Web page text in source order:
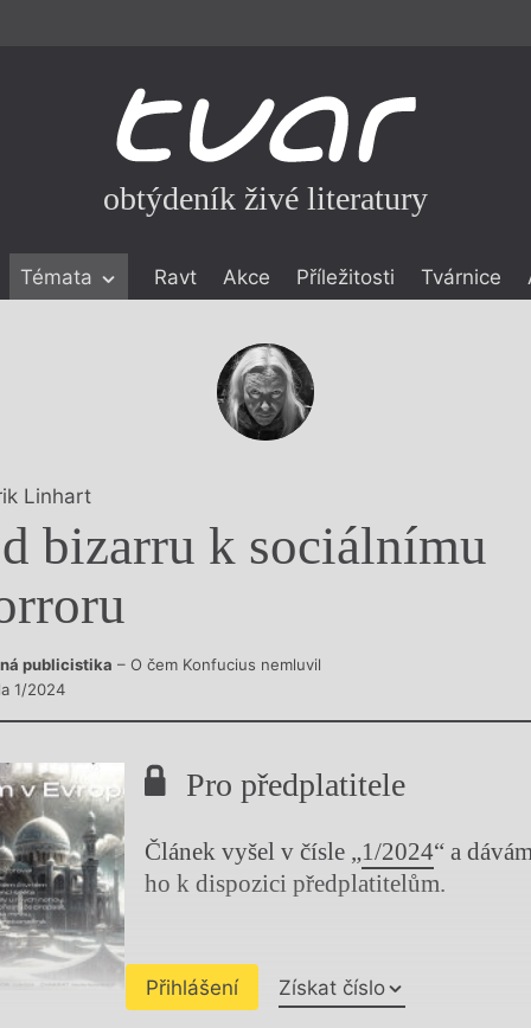
obtýdeník živé literatury
Témata Ravt Akce Příležitosti Tvárnice
Linhart
bizarru k sociálnímu
publicistika – O čem Konfucius nemluvil
1/2024
Pro předplatitele
Článek vyšel v čísle „1/2024“ a
ho k dispozici předplatitelům.
Přihlášení Získat číslo